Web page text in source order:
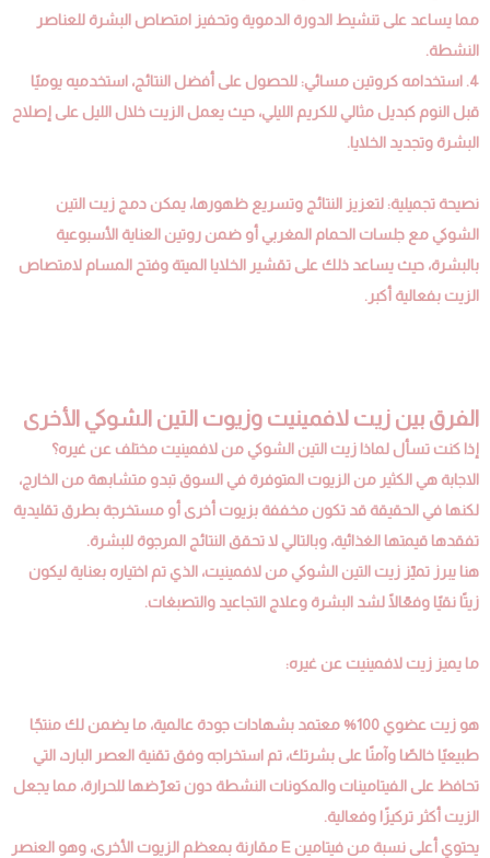
مما يساعد على تنشيط الدورة الدموية وتحفيز امتصاص البشرة للعناصر
النشطة.
4. استخدامه كروتين مسائي: للحصول على أفضل النتائج، استخدميه يوميًا
قبل النوم كبديل مثالي للكريم الليلي، حيث يعمل الزيت خلال الليل على إصلاح
البشرة وتجديد الخلايا.
نصيحة تجميلية: لتعزيز النتائج وتسريع ظهورها، يمكن دمج زيت التين
الشوكي مع جلسات الحمام المغربي أو ضمن روتين العناية الأسبوعية
بالبشرة، حيث يساعد ذلك على تقشير الخلايا الميتة وفتح المسام لامتصاص
الزيت بفعالية أكبر.
الفرق بين زيت لافمينيت وزيوت التين الشوكي الأخرى
إذا كنت تسأل لماذا زيت التين الشوكي من لافمينيت مختلف عن غيره؟
الاجابة هي الكثير من الزيوت المتوفرة في السوق تبدو متشابهة من الخارج،
لكنها في الحقيقة قد تكون مخففة بزيوت أخرى أو مستخرجة بطرق تقليدية
تفقدها قيمتها الغذائية، وبالتالي لا تحقق النتائج المرجوة للبشرة.
هنا يبرز تميّز زيت التين الشوكي من لافمينيت، الذي تم اختياره بعناية ليكون
زيتًا نقيًا وفعّالًا لشد البشرة وعلاج التجاعيد والتصبغات.
ما يميز زيت لافمينيت عن غيره:
هو زيت عضوي 100% معتمد بشهادات جودة عالمية، ما يضمن لك منتجًا
طبيعيًا خالصًا وآمنًا على بشرتك، تم استخراجه وفق تقنية العصر البارد، التي
تحافظ على الفيتامينات والمكونات النشطة دون تعرّضها للحرارة، مما يجعل
الزيت أكثر تركيزًا وفعالية.
يحتوي أعلى نسبة من فيتامين E مقارنة بمعظم الزيوت الأخرى، وهو العنصر